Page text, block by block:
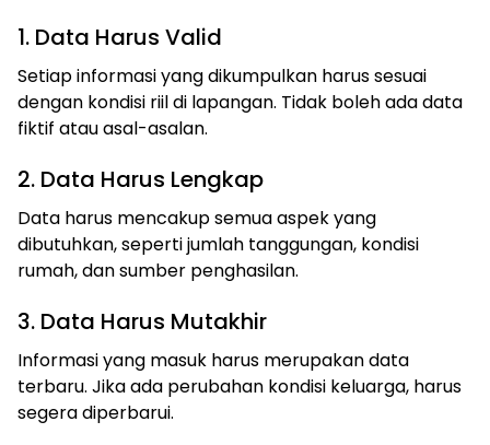
1. Data Harus Valid
Setiap informasi yang dikumpulkan harus sesuai
dengan kondisi riil di lapangan. Tidak boleh ada data
fiktif atau asal-asalan.
2. Data Harus Lengkap
Data harus mencakup semua aspek yang
dibutuhkan, seperti jumlah tanggungan, kondisi
rumah, dan sumber penghasilan.
3. Data Harus Mutakhir
Informasi yang masuk harus merupakan data
terbaru. Jika ada perubahan kondisi keluarga, harus
segera diperbarui.